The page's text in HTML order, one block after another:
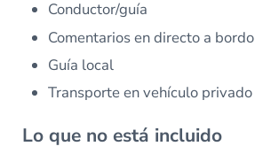
Conductor/guía
Comentarios en directo a bordo
Guía local
Transporte en vehículo privado
Lo que no está incluido